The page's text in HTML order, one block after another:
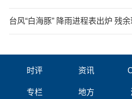
台风“白海豚” 降雨进程表出炉 残
时评 资讯
专栏 地方